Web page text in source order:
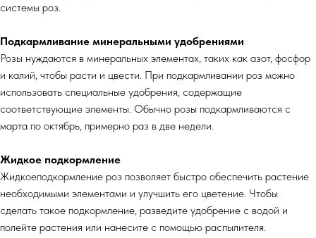
системы роз.
Подкармливание минеральными удобрениями
Розы нуждаются в минеральных элементах, таких как азот, фосфор
и калий, чтобы расти и цвести. При подкармливании роз можно
использовать специальные удобрения, содержащие
соответствующие элементы. Обычно розы подкармливаются с
марта по октябрь, примерно раз в две недели.
Жидкое подкормление
Жидкоеподкормление роз позволяет быстро обеспечить растение
необходимыми элементами и улучшить его цветение. Чтобы
сделать такое подкормление, разведите удобрение с водой и
полейте растения или нанесите с помощью распылителя.